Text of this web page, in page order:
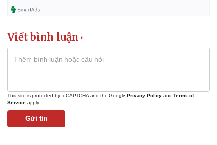
Thông tin doanh nghiệp
Doanh nhân
Vì cộng đồng
Viết bình luận
This site is protected by reCAPTCHA and the Google Privacy Policy and Terms of
Service apply.
Gửi tin